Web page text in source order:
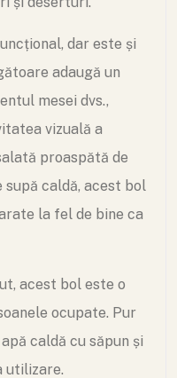
dar este și
adaugă un
mesei dvs.,
vizuală a
proaspătă de
supă caldă, acest bol
la fel de bine ca
acest bol este o
ocupate. Pur
caldă cu săpun și
utilizare.